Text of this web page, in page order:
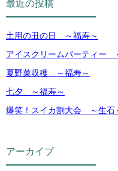
最近の投稿
土用の丑の日 ～福寿～
アイスクリームパーティー
夏野菜収穫 ～福寿～
七夕 ～福寿～
爆笑！スイカ割大会 ～生石
アーカイブ